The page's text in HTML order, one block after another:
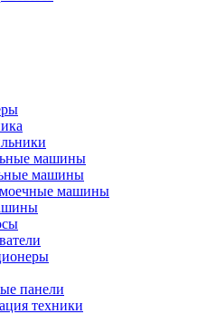
машины
машины
машины
панели
техники